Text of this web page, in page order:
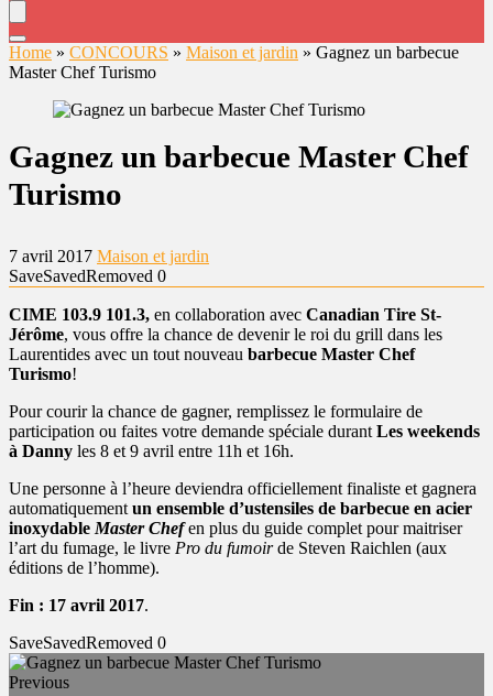
Home » CONCOURS » Maison et jardin » Gagnez un barbecue
Master Chef Turismo
Gagnez un barbecue Master Chef
Turismo
7 avril 2017 Maison et jardin
SaveSavedRemoved 0
CIME 103.9 101.3, en collaboration avec Canadian Tire St-
Jérôme, vous offre la chance de devenir le roi du grill dans les
Laurentides avec un tout nouveau barbecue Master Chef
Turismo!
Pour courir la chance de gagner, remplissez le formulaire de
participation ou faites votre demande spéciale durant Les weekends
à Danny les 8 et 9 avril entre 11h et 16h.
Une personne à l’heure deviendra officiellement finaliste et gagnera
automatiquement un ensemble d’ustensiles de barbecue en acier
inoxydable Master Chef en plus du guide complet pour maitriser
l’art du fumage, le livre Pro du fumoirde Steven Raichlen (aux
éditions de l’homme).
Fin : 17 avril 2017.
SaveSavedRemoved 0
Previous